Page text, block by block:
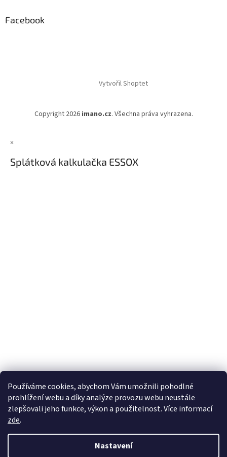
Používáme cookies, abychom Vám umožnili pohodlné
prohlížení webu a díky analýze provozu webu neustále
zlepšovali jeho funkce, výkon a použitelnost. Více informací
zde.
Nastavení
Facebook
Vytvořil Shoptet
Copyright 2026 imano.cz. Všechna práva vyhrazena.
×
Splátková kalkulačka ESSOX